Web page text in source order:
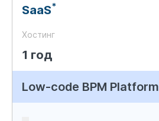
SaaS*
Хостинг
1 год
Low-code BPM Platform